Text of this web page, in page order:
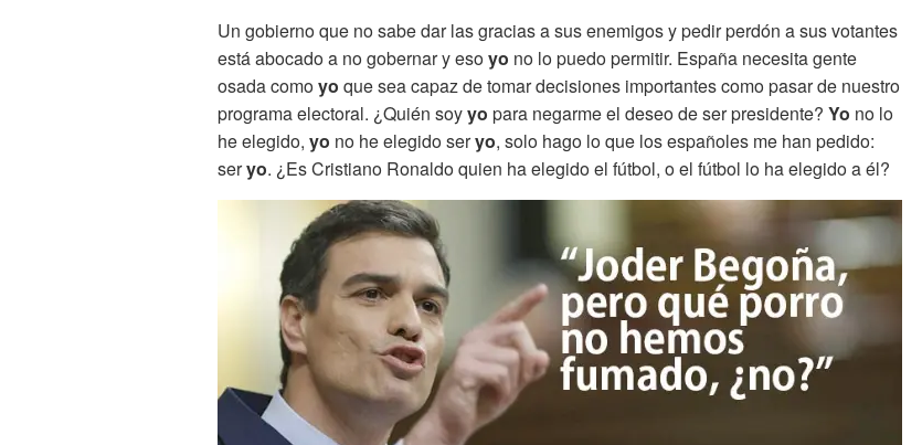
Un gobierno que no sabe dar las gracias a sus enemigos y pedir perdón a sus votantes
está abocado a no gobernar y esoyo no lo puedo permitir. España necesita gente
osada comoyo que sea capaz de tomar decisiones importantes como pasar de nuestro
programa electoral. ¿Quién soyyo para negarme el deseo de ser presidente? Yo no lo
he elegido, yo no he elegido seryo, solo hago lo que los españoles me han pedido:
seryo. ¿Es Cristiano Ronaldo quien ha elegido el fútbol, o el fútbol lo ha elegido a él?